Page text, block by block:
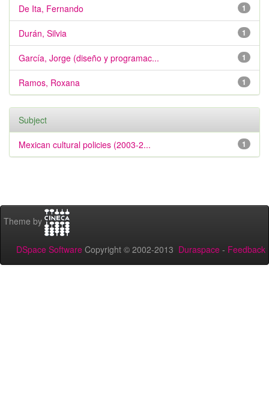
1
De Ita, Fernando
1
Durán, Silvia
1
García, Jorge (diseño y programac...
1
Ramos, Roxana
Subject
1
Mexican cultural policies (2003-2...
Theme by
DSpace Software Copyright © 2002-2013 Duraspace - Feedback